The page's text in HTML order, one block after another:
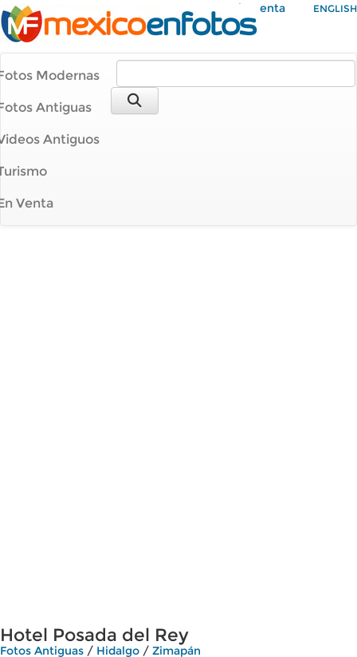
Mi Cuenta ENGLISH
Modernas
Antiguas
Antiguos
Venta
Hotel Posada del Rey
Fotos Antiguas / Hidalgo / Zimapán